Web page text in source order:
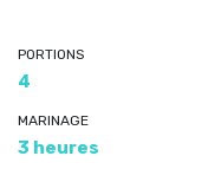
PORTIONS
4
MARINAGE
3 heures